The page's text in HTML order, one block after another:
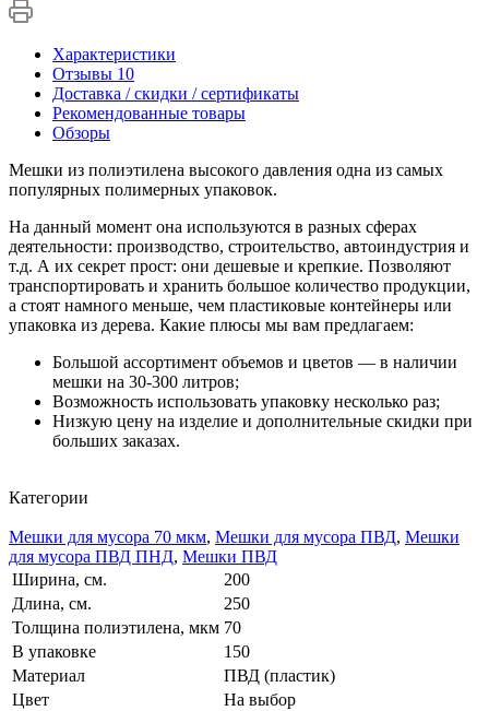
Характеристики
Отзывы 10
Доставка / скидки / сертификаты
Рекомендованные товары
Обзоры
Мешки из полиэтилена высокого давления одна из самых
популярных полимерных упаковок.
На данный момент она используются в разных сферах
деятельности: производство, строительство, автоиндустрия и
т.д. А их секрет прост: они дешевые и крепкие. Позволяют
транспортировать и хранить большое количество продукции,
а стоят намного меньше, чем пластиковые контейнеры или
упаковка из дерева. Какие плюсы мы вам предлагаем:
Большой ассортимент объемов и цветов — в наличии
мешки на 30-300 литров;
Возможность использовать упаковку несколько раз;
Низкую цену на изделие и дополнительные скидки при
больших заказах.
Категории
Мешки для мусора 70 мкм, Мешки для мусора ПВД, Мешки
для мусора ПВД ПНД, Мешки ПВД
Ширина, см.
200
Длина, см.
250
Толщина полиэтилена, мкм 70
В упаковке
150
Материал
ПВД (пластик)
Цвет
На выбор